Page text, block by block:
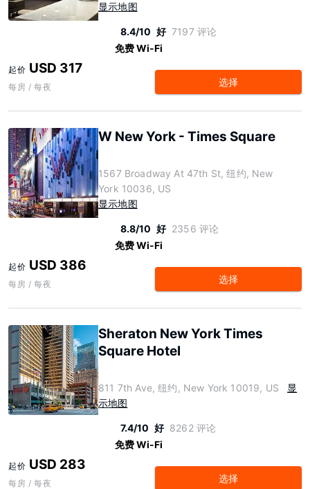
显示地图
8.4/10 好 7197 评论
免费 Wi-Fi
起价 USD 317
每房 / 每夜 选择
W New York - Times Square
1567 Broadway At 47th St, 纽约, New
York 10036, US
显示地图
8.8/10 好 2356 评论
免费 Wi-Fi
起价 USD 386
每房 / 每夜 选择
Sheraton New York Times
Square Hotel
811 7th Ave, 纽约, New York 10019, US
显
示地图
7.4/10 好 8262 评论
免费 Wi-Fi
起价 USD 283
每房 / 每夜 选择